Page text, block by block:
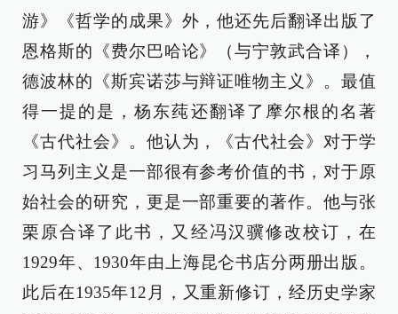
游》《哲学的成果》外，他还先后翻译出版了
恩格斯的《费尔巴哈论》（与宁敦武合译），
德波林的《斯宾诺莎与辩证唯物主义》。最值
得一提的是，杨东莼还翻译了摩尔根的名著
《古代社会》。他认为，《古代社会》对于学
习马列主义是一部很有参考价值的书，对于原
始社会的研究，更是一部重要的著作。他与张
栗原合译了此书，又经冯汉骥修改校订，在
1929年、1930年由上海昆仑书店分两册出版。
此后在1935年12月，又重新修订，经历史学家